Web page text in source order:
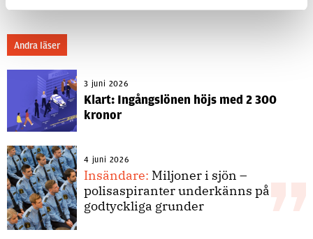
Andra läser
3 juni 2026
Klart: Ingångslönen höjs med 2 300
kronor
4 juni 2026
Insändare: Miljoner i sjön –
polisaspiranter underkänns på
godtyckliga grunder